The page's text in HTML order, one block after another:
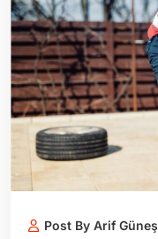
Post By Arif Güneş